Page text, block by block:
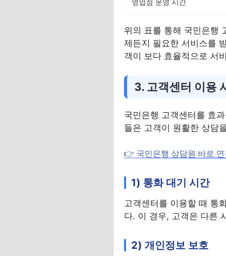
영업점 운영 시간
위의 표를 통해 국민은행
제든지 필요한 서비스를
객이 보다 효율적으로 서
3. 고객센터 이용
국민은행 고객센터를 효
들은 고객이 원활한 상담
👉 국민은행 상담원 바로
1) 통화 대기 시간
고객센터를 이용할 때 통
다. 이 경우, 고객은 다른
2) 개인정보 보호